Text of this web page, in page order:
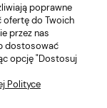
poprawne
ofertę do Twoich
przez nas
dostosować
opcję "Dostosuj
Polityce